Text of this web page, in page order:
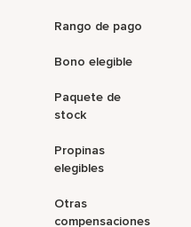
Rango de pago
Bono elegible
Paquete de
stock
Propinas
elegibles
Otras
compensaciones